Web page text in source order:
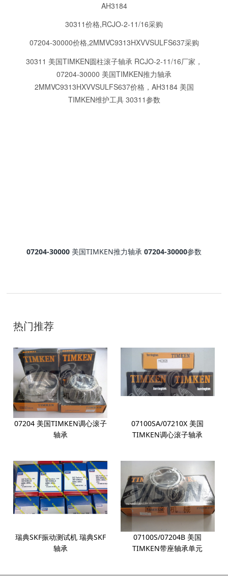
AH3184
30311价格,RCJO-2-11/16采购
07204-30000价格,2MMVC9313HXVVSULFS637采购
30311 美国TIMKEN圆柱滚子轴承 RCJO-2-11/16厂家，
07204-30000 美国TIMKEN推力轴承
2MMVC9313HXVVSULFS637价格， AH3184 美国
TIMKEN维护工具 30311参数
07204-30000 美国TIMKEN推力轴承 07204-30000参数
术
：
城
公
司
热门推荐
07204 美国TIMKEN调心滚子
轴承
07100SA/07210X 美国
TIMKEN调心滚子轴承
瑞典SKF振动测试机 瑞典SKF
轴承
07100S/07204B 美国
TIMKEN带座轴承单元